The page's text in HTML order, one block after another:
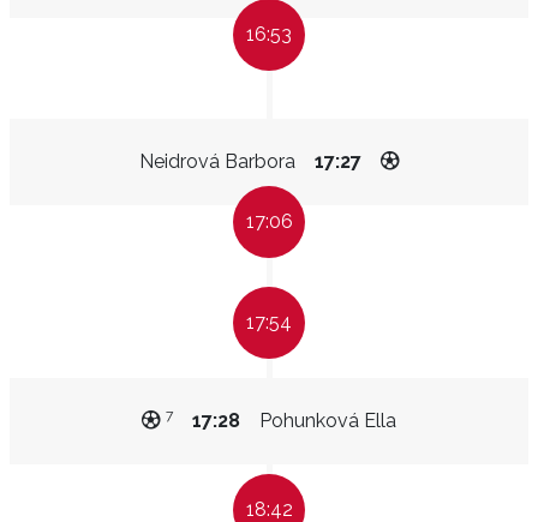
16:53
Neidrová Barbora 17:27
17:06
17:54
Pohunková Ella
17:28
7
18:42